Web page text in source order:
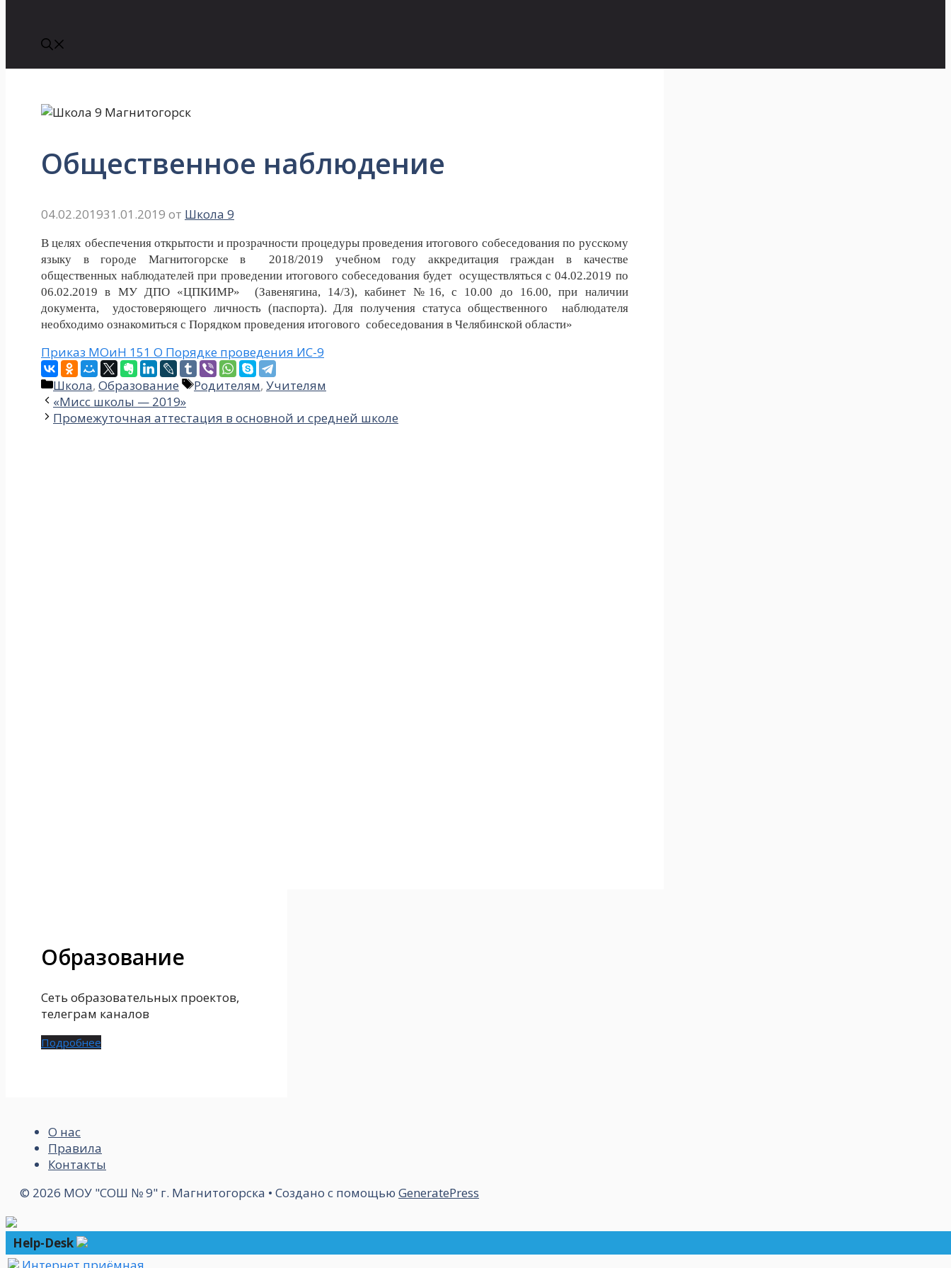
Общественное наблюдение
04.02.201931.01.2019 от Школа 9
В целях обеспечения открытости и прозрачности процедуры проведенияитогового собеседования по русскому
языку в городе Магнитогорске в2018/2019 учебном году аккредитация граждан в качестве
общественныхнаблюдателей при проведении итогового собеседования будет осуществляться с 04.02.2019 по
06.02.2019 в МУ ДПО «ЦПКИМР» (Завенягина, 14/3), кабинет №16, с 10.00 до 16.00, при наличии
документа,удостоверяющего личность (паспорта). Для получения статуса общественного наблюдателя
необходимо ознакомиться с Порядком проведения итогового собеседования в Челябинской области»
Приказ МОиН 151 О Порядке проведения ИС-9
Рубрики
Школа, Образование Метки
Родителям, Учителям
«Мисс школы — 2019»
Промежуточная аттестация в основной и средней школе
Образование
Сеть образовательных проектов,
телеграм каналов
Подробнее
О нас
Правила
Контакты
© 2026 МОУ "СОШ № 9" г. Магнитогорска • Создано с помощью GeneratePress
Help-Desk